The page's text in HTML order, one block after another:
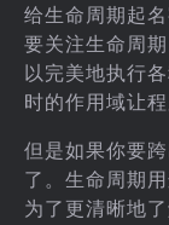
给生命周期起
要关注生命周
以完美地执行
时的作用域让程
但是如果你要
了。生命周期
为了更清晰地